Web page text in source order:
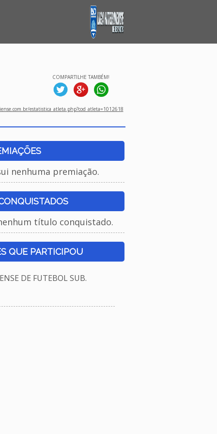
COMPARTILHE TAMBÉM!
estatistica_atleta.php?cod_atleta=1012618
nenhuma premiação.
título conquistado.
QUE PARTICIPOU
DE FUTEBOL SUB.